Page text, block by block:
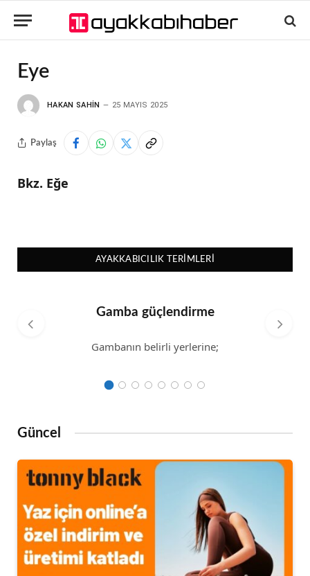
Eye
HAKAN SAHIN 25 MAYIS 2025
Paylaş
Bkz. Eğe
AYAKKABICILIK TERIMLERI
Gamba güçlendirme
Gambanın belirli yerlerine;
Güncel